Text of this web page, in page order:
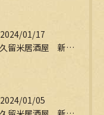
2024/01/17
東久留米居酒屋 新年会受付中
2024/01/05